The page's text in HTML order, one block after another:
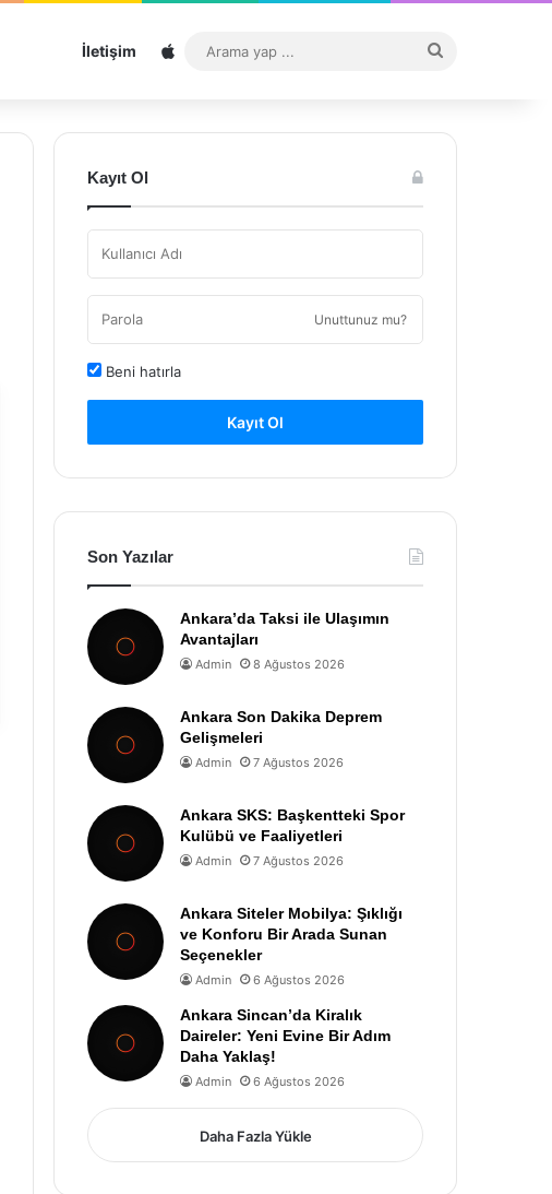
İletişim Sitemap
...
Kayıt Ol
Unuttunuz mu?
Beni hatırla
Kayıt Ol
Son Yazılar
Ankara’da Taksi ile Ulaşımın
Avantajları
Admin 8 Ağustos 2026
Ankara Son Dakika Deprem
Gelişmeleri
Admin 7 Ağustos 2026
Ankara SKS: Başkentteki Spor
Kulübü ve Faaliyetleri
Admin 7 Ağustos 2026
Ankara Siteler Mobilya: Şıklığı
ve Konforu Bir Arada Sunan
Seçenekler
Admin 6 Ağustos 2026
Ankara Sincan’da Kiralık
Daireler: Yeni Evine Bir Adım
Daha Yaklaş!
Admin 6 Ağustos 2026
Daha Fazla Yükle